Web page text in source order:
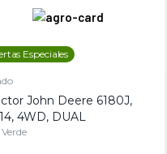
Especiales
John Deere 6180J,
4WD, DUAL
Verde